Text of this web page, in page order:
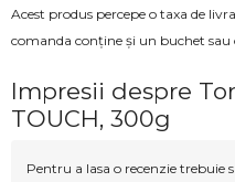
Acest produs percepe o taxa de
comanda conține și un buchet
Impresii despre
TOUCH, 300g
Pentru a lasa o recenzie trebuie